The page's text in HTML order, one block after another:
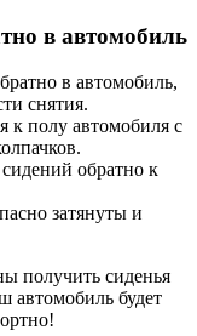
в автомобиль
в автомобиль,
снятия.
к полу автомобиля с
обратно к
затянуты и
получить сиденья
автомобиль будет